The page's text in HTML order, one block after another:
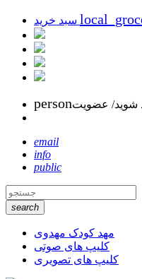
personشوید/ عضویت
email
info
public
search
مهد کودک مهدوی
کلیپ های صوتی
کلیپ های تصویری